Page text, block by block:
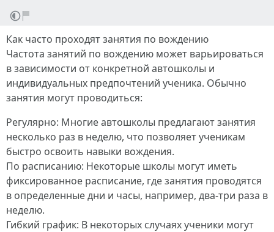
Как часто проходят занятия по вождению
Частота занятий по вождению может варьироваться
в зависимости от конкретной автошколы и
индивидуальных предпочтений ученика. Обычно
занятия могут проводиться:
Регулярно: Многие автошколы предлагают занятия
несколько раз в неделю, что позволяет ученикам
быстро освоить навыки вождения.
По расписанию: Некоторые школы могут иметь
фиксированное расписание, где занятия проводятся
в определенные дни и часы, например, два-три раза в
неделю.
Гибкий график: В некоторых случаях ученики могут